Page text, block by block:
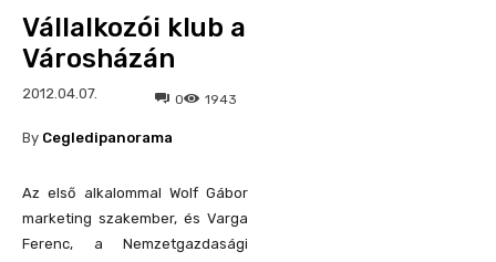
Vállalkozói klub a
Városházán
2012.04.07. 1943
0
By Cegledipanorama
Az első alkalommal Wolf Gábor
marketing szakember, és Varga
Ferenc, a Nemzetgazdasági